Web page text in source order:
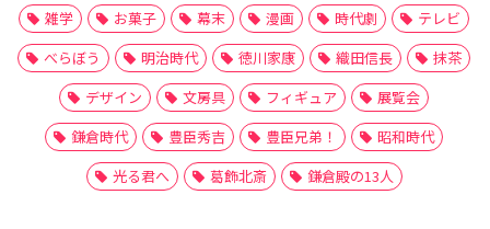
雑学
お菓子 幕末 漫画 時代劇
テレビ
べらぼう
明治時代 徳川家康 織田信長
抹茶
デザイン
文房具 フィギュア
展覧会
鎌倉時代
豊臣秀吉 豊臣兄弟！
昭和時代
光る君へ
葛飾北斎 鎌倉殿の13人